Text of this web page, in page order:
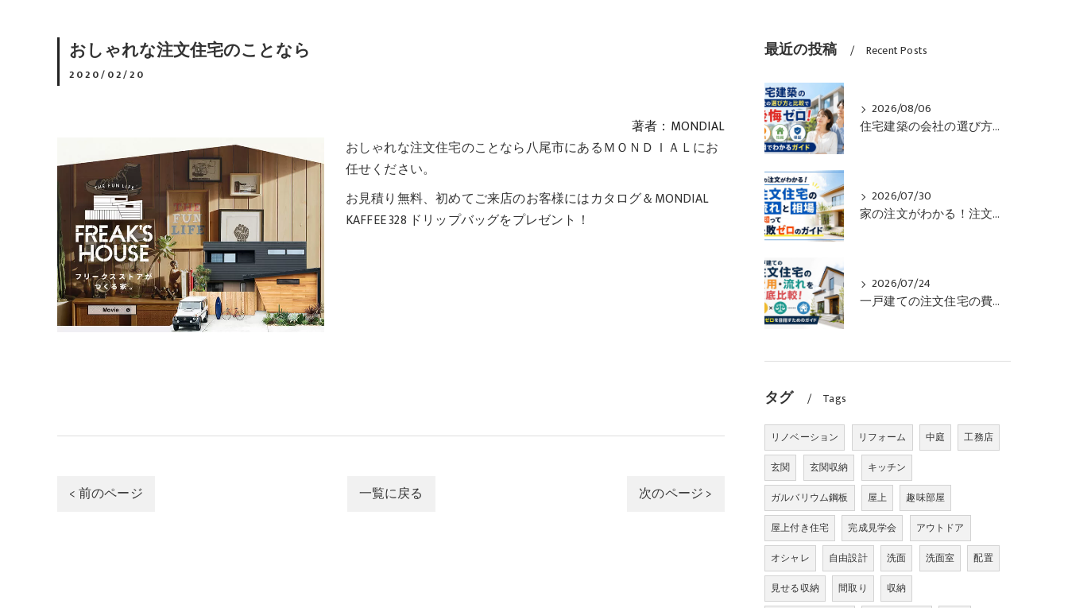
おしゃれな注文住宅のことなら
2020/02/20
著者：MONDIAL
おしゃれな注文住宅のことなら八尾市にあるＭＯＮＤＩＡＬにお
任せください。
お見積り無料、初めてご来店のお客様にはカタログ＆MONDIAL
KAFFEE 328 ドリップバッグをプレゼント！
< 前のページ 一覧に戻る 次のページ >
最近の投稿 Recent Posts
2026/08/06
住宅建築の会社の選び方と比較で後悔ゼロ！価格や性能や保証も一目でわかるガイド
2026/07/30
家の注文がわかる！注文住宅の流れと相場を知って失敗ゼロのガイド
2026/07/24
一戸建ての注文住宅の費用・流れを徹底比較！失敗ゼロを目指すためのガイド
タグ Tags
リノベーション リフォーム 中庭
工務店
玄関
玄関収納
キッチン
ガルバリウム鋼板
屋上
趣味部屋
屋上付き住宅
完成見学会
アウトドア
オシャレ
自由設計 洗面 洗面室
配置
見せる収納
間取り
収納